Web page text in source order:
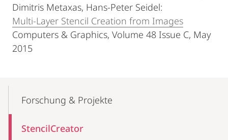
Dimitris Metaxas, Hans-Peter Seidel:
Multi-Layer Stencil Creation from Images
Computers & Graphics, Volume 48 Issue C, May
2015
NavigationForschung & Projekte
StencilCreator